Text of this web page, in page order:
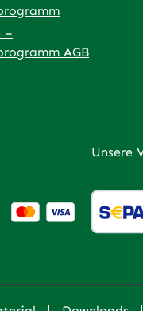
Link)
(externer Link)
neuem Tab (externer
in neuem Tab
in neuem Tab
an – öffnet in
–
AGB
Unsere